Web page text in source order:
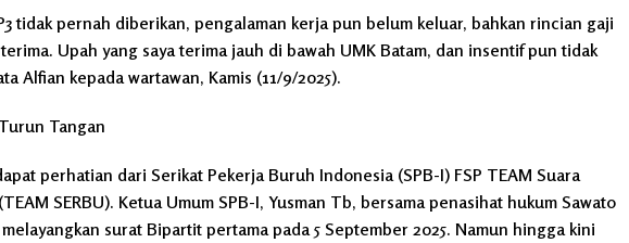
tidak pernah diberikan, pengalaman kerja pun belum keluar, bahkan rincian gaji
Upah yang saya terima jauh di bawah UMK Batam, dan insentif pun tidak
Alfian kepada wartawan, Kamis (11/9/2025).
Tangan
perhatian dari Serikat Pekerja Buruh Indonesia (SPB-I) FSP TEAM Suara
SERBU). Ketua Umum SPB-I, Yusman Tb, bersama penasihat hukum Sawato
surat Bipartit pertama pada 5 September 2025. Namun hingga kini